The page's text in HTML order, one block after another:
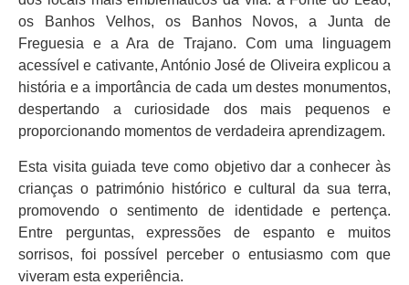
os Banhos Velhos, os Banhos Novos, a Junta de
Freguesia e a Ara de Trajano. Com uma linguagem
acessível e cativante, António José de Oliveira explicou a
história e a importância de cada um destes monumentos,
despertando a curiosidade dos mais pequenos e
proporcionando momentos de verdadeira aprendizagem.
Esta visita guiada teve como objetivo dar a conhecer às
crianças o património histórico e cultural da sua terra,
promovendo o sentimento de identidade e pertença.
Entre perguntas, expressões de espanto e muitos
sorrisos, foi possível perceber o entusiasmo com que
viveram esta experiência.